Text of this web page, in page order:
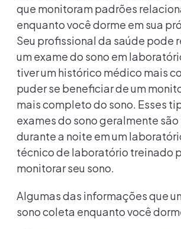
que monitoram padrões
enquanto você dorme em sua
Seu profissional da saúde pode
um exame do sono em
tiver um histórico médico mais
puder se beneficiar de um
mais completo do sono. Esses
exames do sono geralmente
durante a noite em um
técnico de laboratório treinado
monitorar seu sono.
Algumas das informações que
sono coleta enquanto você